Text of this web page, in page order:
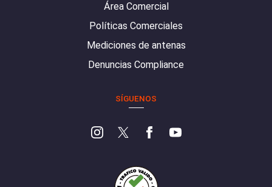
Área Comercial
Políticas Comerciales
Mediciones de antenas
Denuncias Compliance
SÍGUENOS